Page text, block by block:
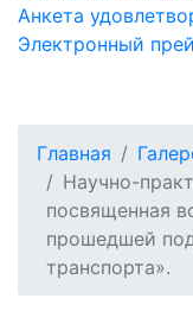
Анкета
Электронный
Главная
Научно-
посвященная
прошедшей
транспорта».